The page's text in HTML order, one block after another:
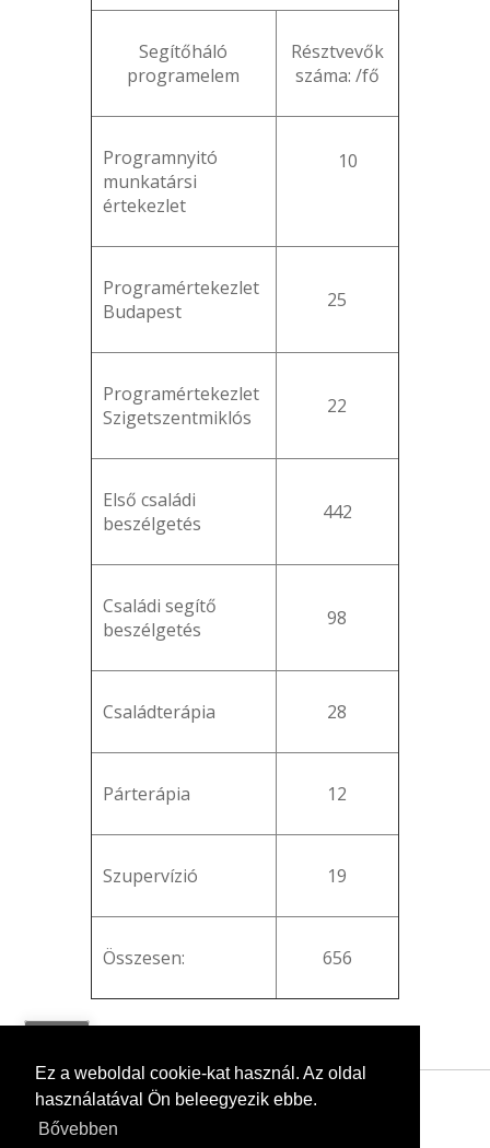
Ez a weboldal cookie-kat használ. Az oldal
használatával Ön beleegyezik ebbe.
Bővebben
Segítőháló
programelem
Résztvevők
száma: /fő
Programnyitó
munkatársi
értekezlet
10
Programértekezlet
Budapest
25
Programértekezlet
Szigetszentmiklós
22
Első családi
beszélgetés
442
Családi segítő
beszélgetés
98
Családterápia 28
Párterápia 12
Szupervízió 19
Összesen: 656